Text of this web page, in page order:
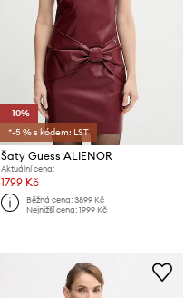
-10%
*-5 % s kódem: LST
Šaty Guess ALIENOR
Aktuální cena:
1799 Kč
Běžná cena:3899 Kč
Nejnižší cena:1999 Kč